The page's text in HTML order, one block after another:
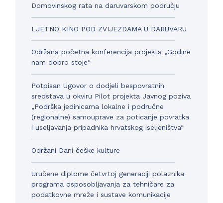
Domovinskog rata na daruvarskom području
LJETNO KINO POD ZVIJEZDAMA U DARUVARU
Održana početna konferencija projekta „Godine
nam dobro stoje“
Potpisan Ugovor o dodjeli bespovratnih
sredstava u okviru Pilot projekta Javnog poziva
„Podrška jedinicama lokalne i područne
(regionalne) samouprave za poticanje povratka
i useljavanja pripadnika hrvatskog iseljeništva“
Održani Dani češke kulture
Uručene diplome četvrtoj generaciji polaznika
programa osposobljavanja za tehničare za
podatkovne mreže i sustave komunikacije